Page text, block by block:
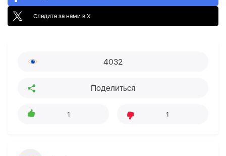
Следите за нами в X
4032
Поделиться
1 1